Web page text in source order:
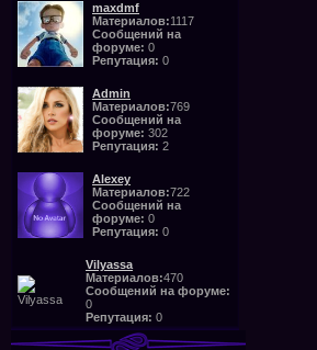
maxdmf
Материалов:1117
Сообщений на
форуме: 0
Репутация: 0
Admin
Материалов:769
Сообщений на
форуме: 302
Репутация: 2
Alexey
Материалов:722
Сообщений на
форуме: 0
Репутация: 0
Vilyassa
Материалов:470
Сообщений на форуме:
0
Репутация: 0